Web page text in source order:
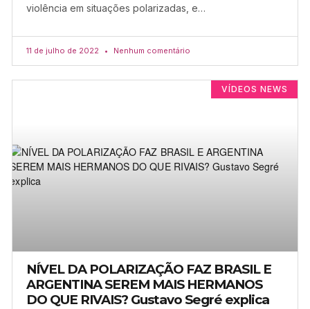
violência em situações polarizadas, e…
11 de julho de 2022 Nenhum comentário
VÍDEOS NEWS
NÍVEL DA POLARIZAÇÃO FAZ BRASIL E
ARGENTINA SEREM MAIS HERMANOS
DO QUE RIVAIS? Gustavo Segré explica